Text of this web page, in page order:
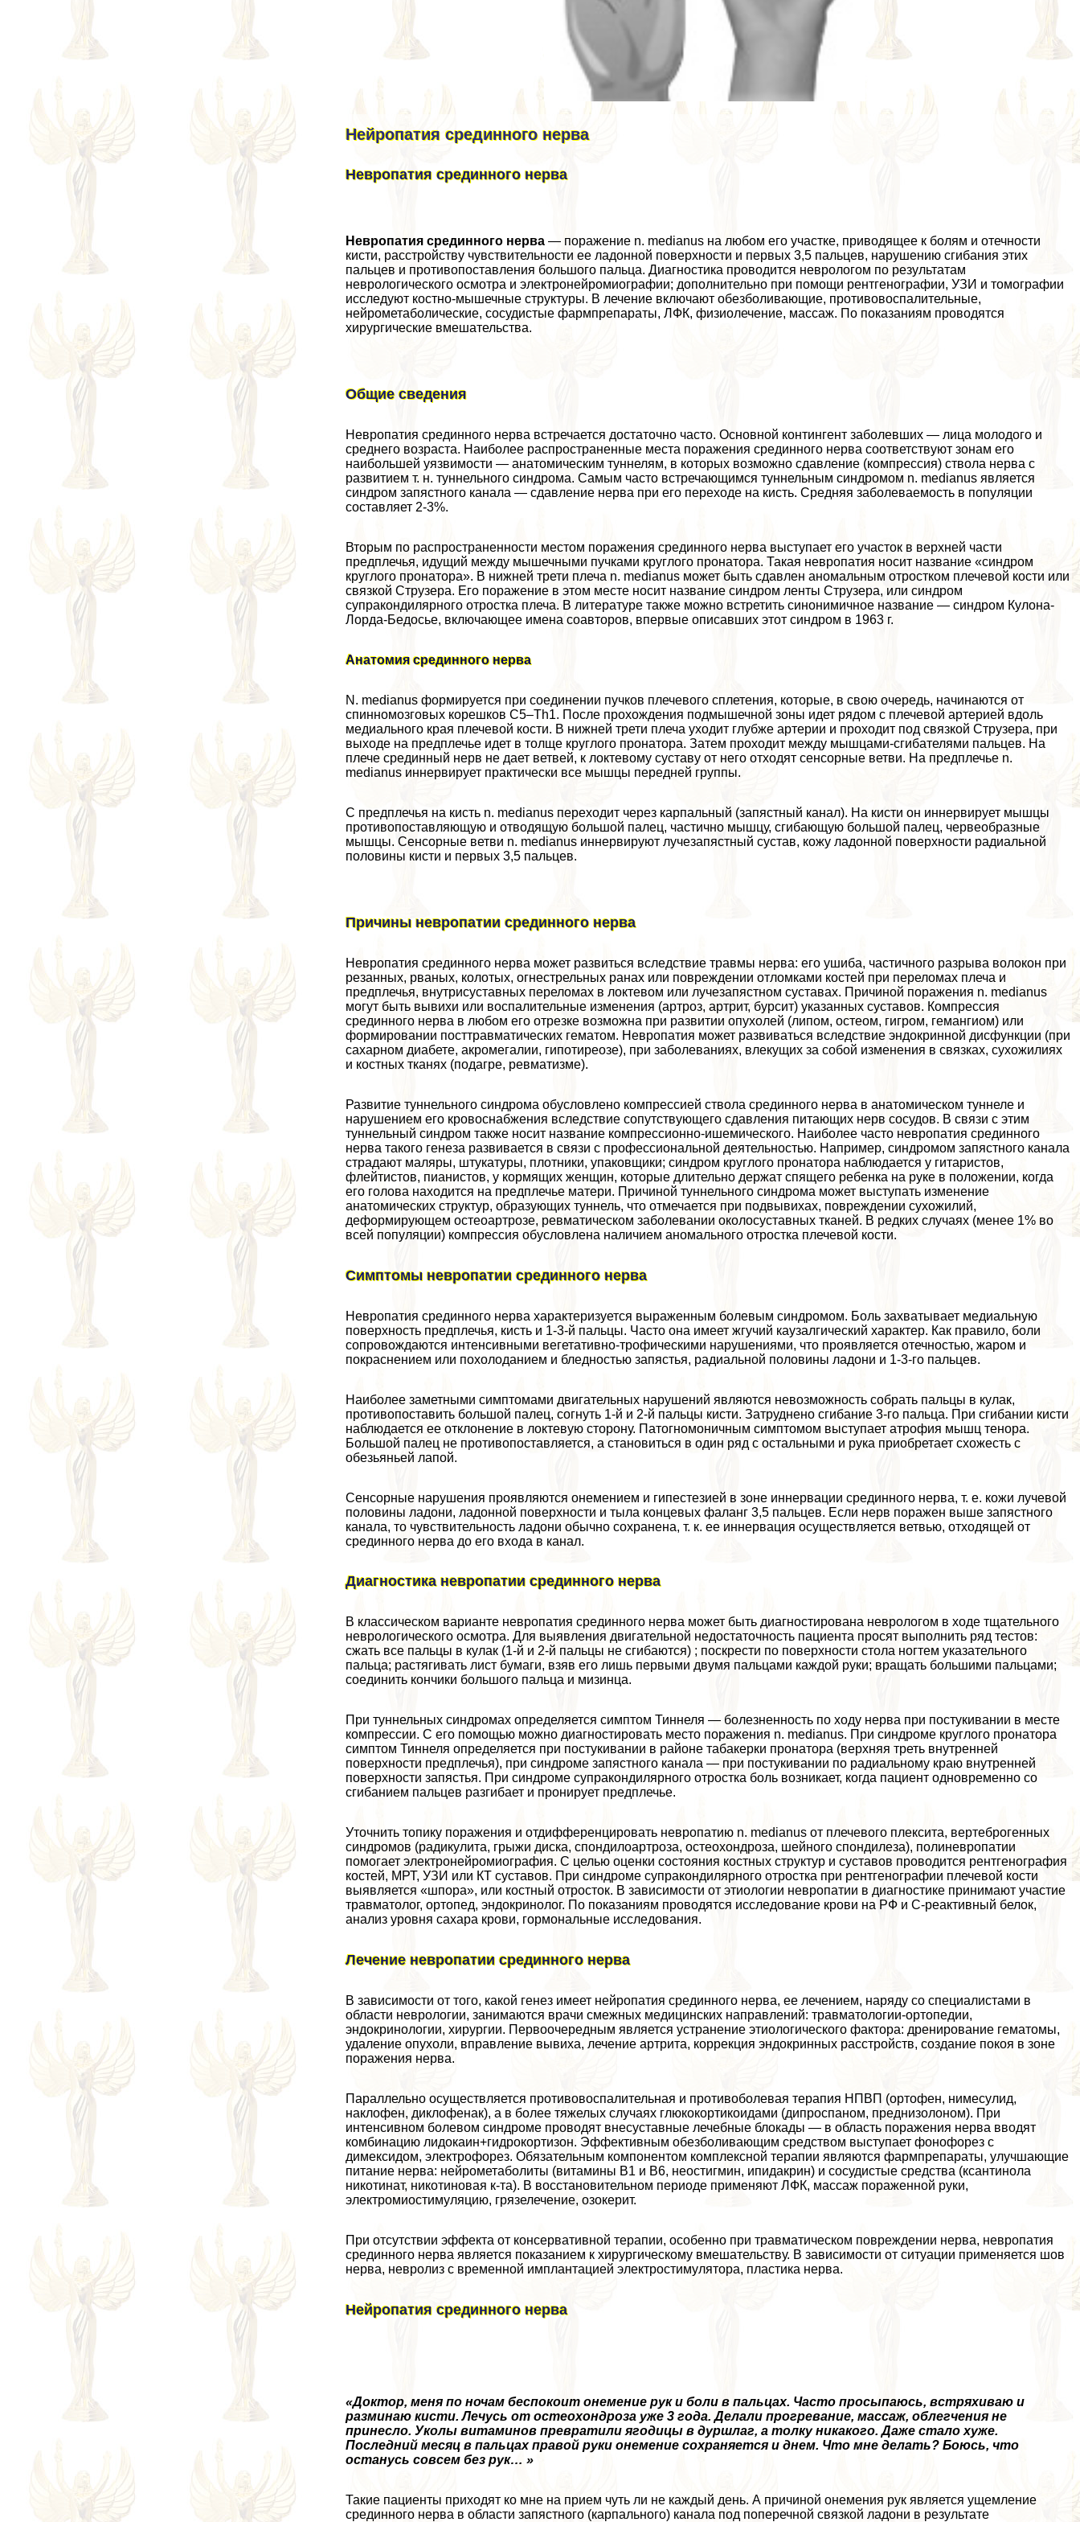
Нейропатия срединного нерва
Невропатия срединного нерва
Невропатия срединного нерва — поражение n. medianus на любом его участке, приводящее к болям и отечности
кисти, расстройству чувствительности ее ладонной поверхности и первых 3,5 пальцев, нарушению сгибания этих
пальцев и противопоставления большого пальца. Диагностика проводится неврологом по результатам
неврологического осмотра и электронейромиографии; дополнительно при помощи рентгенографии, УЗИ и томографии
исследуют костно-мышечные структуры. В лечение включают обезболивающие, противовоспалительные,
нейрометаболические, сосудистые фармпрепараты, ЛФК, физиолечение, массаж. По показаниям проводятся
хирургические вмешательства.
Общие сведения
Невропатия срединного нерва встречается достаточно часто. Основной контингент заболевших — лица молодого и
среднего возраста. Наиболее распространенные места поражения срединного нерва соответствуют зонам его
наибольшей уязвимости — анатомическим туннелям, в которых возможно сдавление (компрессия) ствола нерва с
развитием т. н. туннельного синдрома. Самым часто встречающимся туннельным синдромом n. medianus является
синдром запястного канала — сдавление нерва при его переходе на кисть. Средняя заболеваемость в популяции
составляет 2-3%.
Вторым по распространенности местом поражения срединного нерва выступает его участок в верхней части
предплечья, идущий между мышечными пучками круглого пронатора. Такая невропатия носит название «синдром
круглого пронатора». В нижней трети плеча n. medianus может быть сдавлен аномальным отростком плечевой кости или
связкой Струзера. Его поражение в этом месте носит название синдром ленты Струзера, или синдром
супpaкондилярного отростка плеча. В литературе также можно встретить синонимичное название — синдром Кулона-
Лорда-Бедосье, включающее имена соавторов, впервые описавших этот синдром в 1963 г.
Анатомия срединного нерва
N. medianus формируется при соединении пучков плечевого сплетения, которые, в свою очередь, начинаются от
спинномозговых корешков С5–Th1. После прохождения подмышечной зоны идет рядом с плечевой артерией вдоль
медиального края плечевой кости. В нижней трети плеча уходит глубже артерии и проходит под связкой Струзера, при
выходе на предплечье идет в толще круглого пронатора. Затем проходит между мышцами-сгибателями пальцев. На
плече срединный нерв не дает ветвей, к локтевому суставу от него отходят сенсорные ветви. На предплечье n.
medianus иннервирует пpaктически все мышцы передней группы.
С предплечья на кисть n. medianus переходит через карпальный (запястный канал). На кисти он иннервирует мышцы
противопоставляющую и отводящую большой палец, частично мышцу, сгибающую большой палец, червеобразные
мышцы. Сенсорные ветви n. medianus иннервируют лучезапястный сустав, кожу ладонной поверхности радиальной
половины кисти и первых 3,5 пальцев.
Причины невропатии срединного нерва
Невропатия срединного нерва может развиться вследствие травмы нерва: его ушиба, частичного разрыва волокон при
резанных, рваных, колотых, огнестрельных ранах или повреждении отломками костей при переломах плеча и
предплечья, внутрисуставных переломах в локтевом или лучезапястном суставах. Причиной поражения n. medianus
могут быть вывихи или воспалительные изменения (артроз, артрит, бурсит) указанных суставов. Компрессия
срединного нерва в любом его отрезке возможна при развитии опухолей (липом, остеом, гигром, гемангиом) или
формировании посттравматических гематом. Невропатия может развиваться вследствие эндокринной дисфункции (при
сахарном диабете, акромегалии, гипотиреозе), при заболеваниях, влекущих за собой изменения в связках, сухожилиях
и костных тканях (подагре, ревматизме).
Развитие туннельного синдрома обусловлено компрессией ствола срединного нерва в анатомическом туннеле и
нарушением его кровоснабжения вследствие сопутствующего сдавления питающих нерв сосудов. В связи с этим
туннельный синдром также носит название компрессионно-ишемического. Наиболее часто невропатия срединного
нерва такого генеза развивается в связи с профессиональной деятельностью. Например, синдромом запястного канала
страдают маляры, штукатуры, плотники, упаковщики; синдром круглого пронатора наблюдается у гитаристов,
флейтистов, пианистов, у кормящих женщин, которые длительно держат спящего ребенка на руке в положении, когда
его голова находится на предплечье матери. Причиной туннельного синдрома может выступать изменение
анатомических структур, образующих туннель, что отмечается при подвывихах, повреждении сухожилий,
деформирующем остеоартрозе, ревматическом заболевании околосуставных тканей. В редких случаях (менее 1% во
всей популяции) компрессия обусловлена наличием аномального отростка плечевой кости.
Симптомы невропатии срединного нерва
Невропатия срединного нерва хаpaктеризуется выраженным болевым синдромом. Боль захватывает медиальную
поверхность предплечья, кисть и 1-3-й пальцы. Часто она имеет жгучий каузалгический хаpaктер. Как правило, боли
сопровождаются интенсивными вегетативно-трофическими нарушениями, что проявляется отечностью, жаром и
покраснением или похолоданием и бледностью запястья, радиальной половины ладони и 1-3-го пальцев.
Наиболее заметными симптомами двигательных нарушений являются невозможность собрать пальцы в кулак,
противопоставить большой палец, согнуть 1-й и 2-й пальцы кисти. Затруднено сгибание 3-го пальца. При сгибании кисти
наблюдается ее отклонение в локтевую сторону. Патогномоничным симптомом выступает атрофия мышц тенора.
Большой палец не противопоставляется, а становиться в один ряд с остальными и рука приобретает схожесть с
обезьяньей лапой.
Сенсорные нарушения проявляются онемением и гипестезией в зоне иннервации срединного нерва, т. е. кожи лучевой
половины ладони, ладонной поверхности и тыла концевых фаланг 3,5 пальцев. Если нерв поражен выше запястного
канала, то чувствительность ладони обычно сохранена, т. к. ее иннервация осуществляется ветвью, отходящей от
срединного нерва до его входа в канал.
Диагностика невропатии срединного нерва
В классическом варианте невропатия срединного нерва может быть диагностирована неврологом в ходе тщательного
неврологического осмотра. Для выявления двигательной недостаточность пациента просят выполнить ряд тестов:
сжать все пальцы в кулак (1-й и 2-й пальцы не сгибаются) ; поскрести по поверхности стола ногтем указательного
пальца; растягивать лист бумаги, взяв его лишь первыми двумя пальцами каждой руки; вращать большими пальцами;
соединить кончики большого пальца и мизинца.
При туннельных синдромах определяется симптом Тиннеля — болезненность по ходу нерва при постукивании в месте
компрессии. С его помощью можно диагностировать место поражения n. medianus. При синдроме круглого пронатора
симптом Тиннеля определяется при постукивании в районе табакерки пронатора (верхняя треть внутренней
поверхности предплечья), при синдроме запястного канала — при постукивании по радиальному краю внутренней
поверхности запястья. При синдроме супpaкондилярного отростка боль возникает, когда пациент одновременно со
сгибанием пальцев разгибает и пронирует предплечье.
Уточнить топику поражения и отдифференцировать невропатию n. medianus от плечевого плексита, вертеброгенных
синдромов (радикулита, грыжи диска, спондилоартроза, остеохондроза, шейного спондилеза), полиневропатии
помогает электронейромиография. С целью оценки состояния костных структур и суставов проводится рентгенография
костей, МРТ, УЗИ или КТ суставов. При синдроме супpaкондилярного отростка при рентгенографии плечевой кости
выявляется «шпора», или костный отросток. В зависимости от этиологии невропатии в диагностике принимают участие
травматолог, ортопед, эндокринолог. По показаниям проводятся исследование крови на РФ и С-реактивный белок,
анализ уровня сахара крови, гормональные исследования.
Лечение невропатии срединного нерва
В зависимости от того, какой генез имеет нейропатия срединного нерва, ее лечением, наряду со специалистами в
области неврологии, занимаются врачи смежных медицинских направлений: травматологии-ортопедии,
эндокринологии, хирургии. Первоочередным является устранение этиологического фактора: дренирование гематомы,
удаление опухоли, вправление вывиха, лечение артрита, коррекция эндокринных расстройств, создание покоя в зоне
поражения нерва.
Параллельно осуществляется противовоспалительная и противоболевая терапия НПВП (ортофен, нимесулид,
наклофен, диклофенак), а в более тяжелых случаях глюкокортикоидами (дипроспаном, преднизолоном). При
интенсивном болевом синдроме проводят внесуставные лечебные блокады — в область поражения нерва вводят
комбинацию лидокаин+гидрокортизон. Эффективным обезболивающим средством выступает фонофорез с
димексидом, электрофорез. Обязательным компонентом комплексной терапии являются фармпрепараты, улучшающие
питание нерва: нейрометаболиты (витамины В1 и В6, неостигмин, ипидакрин) и сосудистые средства (ксантинола
никотинат, никотиновая к-та). В восстановительном периоде применяют ЛФК, массаж пораженной руки,
электромиостимуляцию, грязелечение, озокерит.
При отсутствии эффекта от консервативной терапии, особенно при травматическом повреждении нерва, невропатия
срединного нерва является показанием к хирургическому вмешательству. В зависимости от ситуации применяется шов
нерва, невролиз с временной имплантацией электростимулятора, пластика нерва.
Нейропатия срединного нерва
«Доктор, меня по ночам беспокоит онемение рук и боли в пальцах. Часто просыпаюсь, встряхиваю и
разминаю кисти. Лечусь от остеохондроза уже 3 года. Делали прогревание, массаж, облегчения не
принесло. Уколы витаминов превратили ягoдицы в дуршлаг, а толку никакого. Даже стало хуже.
Последний месяц в пальцах правой руки онемение сохраняется и днем. Что мне делать? Боюсь, что
остaнycь совсем без рук… »
Такие пациенты приходят ко мне на прием чуть ли не каждый день. А причиной онемения рук является ущемление
срединного нерва в области запястного (карпального) канала под поперечной связкой ладони в результате